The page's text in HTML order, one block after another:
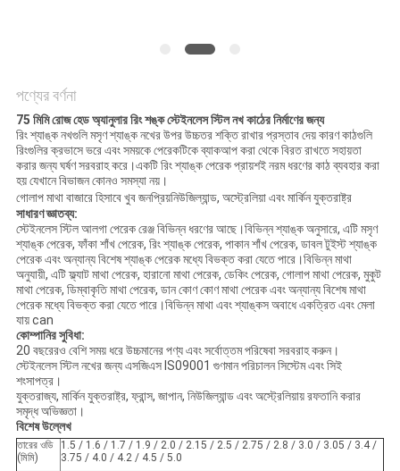
পণ্যের বর্ণনা
75 মিমি রোজ হেড অ্যানুলার রিং শঙ্ক স্টেইনলেস স্টিল নখ কাঠের নির্মাণের জন্য
রিং শ্যাঙ্ক নখগুলি মসৃণ শ্যাঙ্ক নখের উপর উচ্চতর শক্তি রাখার প্রস্তাব দেয় কারণ কাঠগুলি
রিংগুলির ক্রভাসে ভরে এবং সময়কে পেরেকটিকে ব্যাকআপ করা থেকে বিরত রাখতে সহায়তা
করার জন্য ঘর্ষণ সরবরাহ করে।একটি রিং শ্যাঙ্ক পেরেক প্রায়শই নরম ধরণের কাঠ ব্যবহার করা
হয় যেখানে বিভাজন কোনও সমস্যা নয়।
গোলাপ মাথা বাজারে হিসাবে খুব জনপ্রিয়নিউজিল্যান্ড, অস্ট্রেলিয়া এবং মার্কিন যুক্তরাষ্ট্র
সাধারণ জ্ঞাতব্য:
স্টেইনলেস স্টিল আলগা পেরেক রেঞ্জ বিভিন্ন ধরণের আছে।বিভিন্ন শ্যাঙ্ক অনুসারে, এটি মসৃণ
শ্যাঙ্ক পেরেক, ফাঁকা শাঁখ পেরেক, রিং শ্যাঙ্ক পেরেক, পাকান শাঁখ পেরেক, ডাবল টুইস্ট শ্যাঙ্ক
পেরেক এবং অন্যান্য বিশেষ শ্যাঙ্ক পেরেক মধ্যে বিভক্ত করা যেতে পারে।বিভিন্ন মাথা
অনুযায়ী, এটি ফ্ল্যাট মাথা পেরেক, হারানো মাথা পেরেক, ডেকিং পেরেক, গোলাপ মাথা পেরেক, মুকুট
মাথা পেরেক, ডিম্বাকৃতি মাথা পেরেক, ডান কোণ কোণ মাথা পেরেক এবং অন্যান্য বিশেষ মাথা
পেরেক মধ্যে বিভক্ত করা যেতে পারে।বিভিন্ন মাথা এবং শ্যাঙ্কস অবাধে একত্রিত এবং মেলা
যায় can
কোম্পানির সুবিধা:
20 বছরেরও বেশি সময় ধরে উচ্চমানের পণ্য এবং সর্বোত্তম পরিষেবা সরবরাহ করুন।
স্টেইনলেস স্টিল নখের জন্য এসজিএস IS09001 গুণমান পরিচালন সিস্টেম এবং সিই
শংসাপত্র।
যুক্তরাজ্য, মার্কিন যুক্তরাষ্ট্র, ফ্রান্স, জাপান, নিউজিল্যান্ড এবং অস্ট্রেলিয়ায় রফতানি করার
সমৃদ্ধ অভিজ্ঞতা।
বিশেষ উল্লেখ
তারের ওডি
(মিমি)
1.5 / 1.6 / 1.7 / 1.9 / 2.0 / 2.15 / 2.5 / 2.75 / 2.8 / 3.0 / 3.05 / 3.4 /
3.75 / 4.0 / 4.2 / 4.5 / 5.0